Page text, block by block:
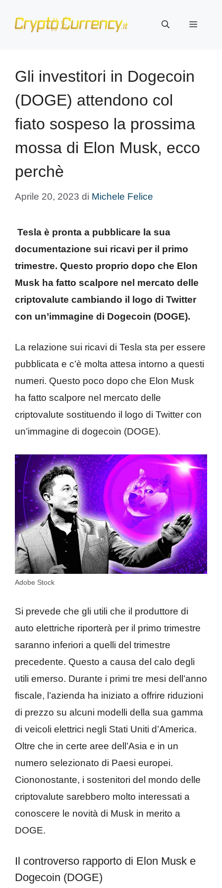
Menu
Gli investitori in Dogecoin
(DOGE) attendono col
fiato sospeso la prossima
mossa di Elon Musk, ecco
perchè
Aprile 20, 2023 di Michele Felice
Tesla è pronta a pubblicare la sua
documentazione sui ricavi per il primo
trimestre. Questo proprio dopo che Elon
Musk ha fatto scalpore nel mercato delle
criptovalute cambiando il logo di Twitter
con un’immagine di Dogecoin (DOGE).
La relazione sui ricavi di Tesla sta per essere
pubblicata e c’è molta attesa intorno a questi
numeri. Questo poco dopo che Elon Musk
ha fatto scalpore nel mercato delle
criptovalute sostituendo il logo di Twitter con
un’immagine di dogecoin (DOGE).
Adobe Stock
Si prevede che gli utili che il produttore di
auto elettriche riporterà per il primo trimestre
saranno inferiori a quelli del trimestre
precedente. Questo a causa del calo degli
utili emerso. Durante i primi tre mesi dell’anno
fiscale, l’azienda ha iniziato a offrire riduzioni
di prezzo su alcuni modelli della sua gamma
di veicoli elettrici negli Stati Uniti d’America.
Oltre che in certe aree dell’Asia e in un
numero selezionato di Paesi europei.
Ciononostante, i sostenitori del mondo delle
criptovalute sarebbero molto interessati a
conoscere le novità di Musk in merito a
DOGE.
Il controverso rapporto di Elon Musk e
Dogecoin (DOGE)